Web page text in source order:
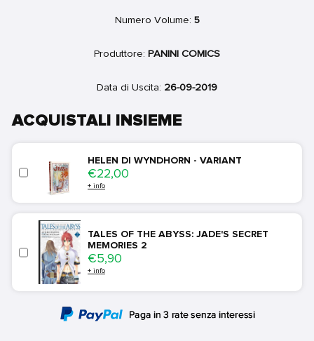
Numero Volume: 5
Produttore: PANINI COMICS
Data di Uscita: 26-09-2019
ACQUISTALI INSIEME
HELEN DI WYNDHORN - VARIANT
Price
€22,00
+ info
TALES OF THE ABYSS: JADE'S SECRET
MEMORIES 2
Price
€5,90
+ info